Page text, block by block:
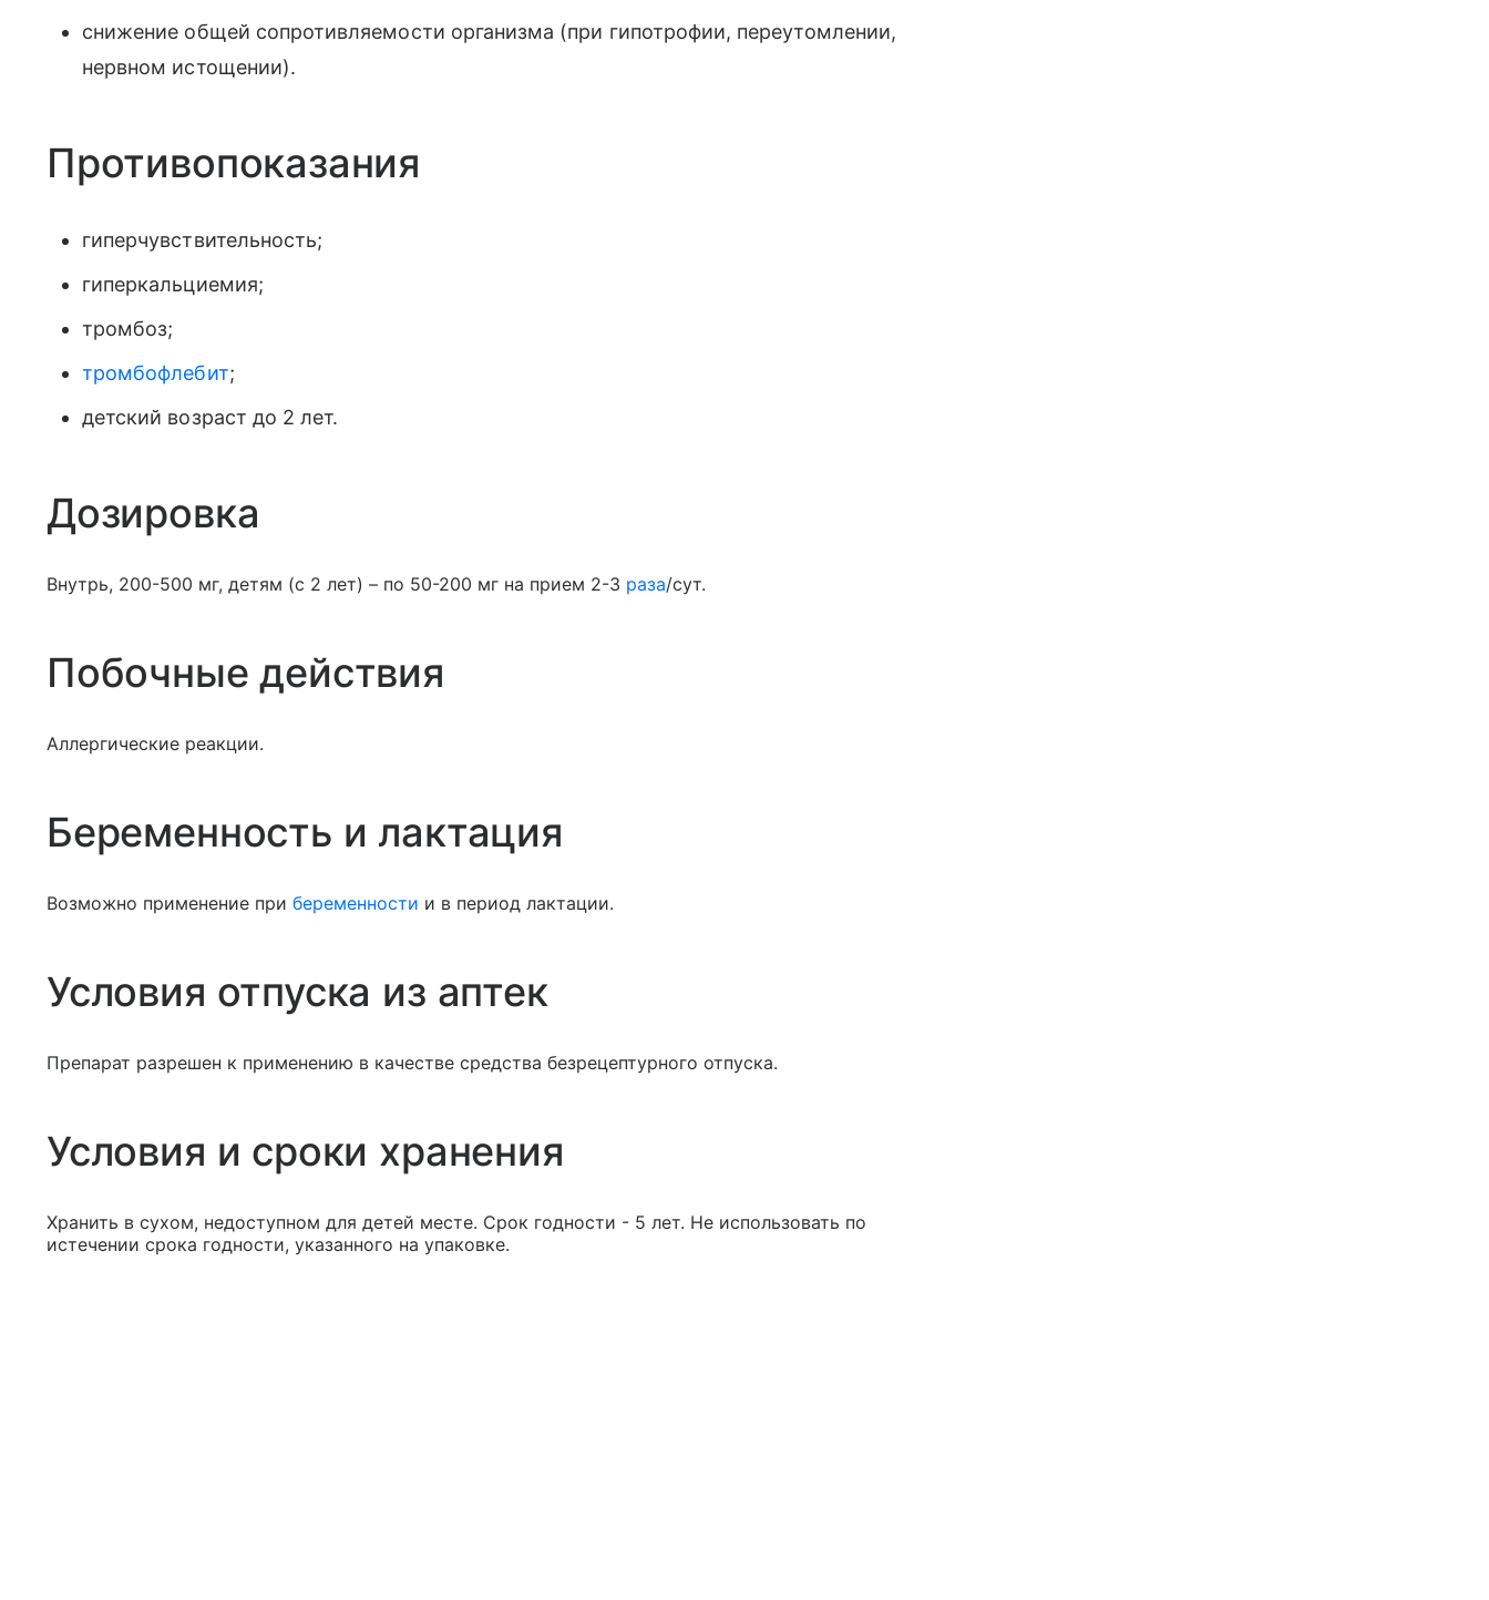
снижение общей сопротивляемости организма (при гипотрофии, переутомлении,
нервном истощении).
Противопоказания
гиперчувствительность;
гиперкальциемия;
тромбоз;
тромбофлебит;
детский возраст до 2 лет.
Дозировка
Внутрь, 200-500 мг, детям (с 2 лет) – по 50-200 мг на прием 2-3 раза/сут.
Побочные действия
Аллергические реакции.
Беременность и лактация
Возможно применение при беременности и в период лактации.
Условия отпуска из аптек
Препарат разрешен к применению в качестве средства безрецептурного отпуска.
Условия и сроки хранения
Хранить в сухом, недоступном для детей месте. Срок годности - 5 лет. Не использовать по
истечении срока годности, указанного на упаковке.